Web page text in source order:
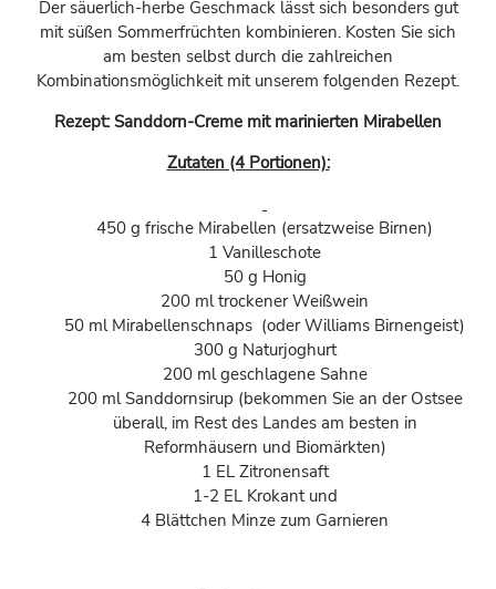
Der säuerlich-herbe Geschmack lässt sich besonders gut
mit süßen Sommerfrüchten kombinieren. Kosten Sie sich
am besten selbst durch die zahlreichen
Kombinationsmöglichkeit mit unserem folgenden Rezept.
Rezept: Sanddorn-Creme mit marinierten Mirabellen
Zutaten (4 Portionen):
450 g frische Mirabellen (ersatzweise Birnen)
1 Vanilleschote
50 g Honig
200 ml trockener Weißwein
50 ml Mirabellenschnaps (oder Williams Birnengeist)
300 g Naturjoghurt
200 ml geschlagene Sahne
200 ml Sanddornsirup (bekommen Sie an der Ostsee
überall, im Rest des Landes am besten in
Reformhäusern und Biomärkten)
1 EL Zitronensaft
1-2 EL Krokant und
4 Blättchen Minze zum Garnieren